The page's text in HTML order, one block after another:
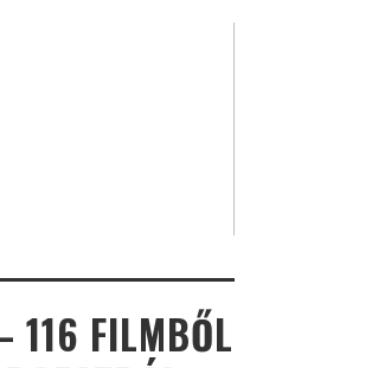
116 FILMBŐL